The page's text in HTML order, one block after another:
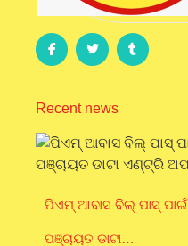
Recent news
ପିଏମ୍ ଆବାସ ବିଲ୍ ପାସ୍ ପାଇଁ
ପଞ୍ଚାୟତ ଡାଟା…